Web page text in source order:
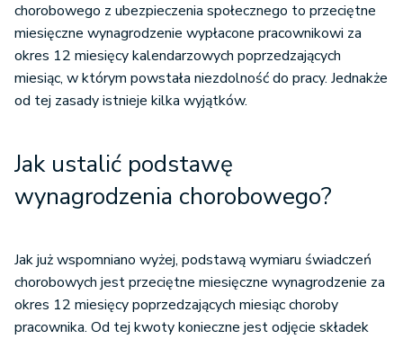
chorobowego z ubezpieczenia społecznego to przeciętne
miesięczne wynagrodzenie wypłacone pracownikowi za
okres 12 miesięcy kalendarzowych poprzedzających
miesiąc, w którym powstała niezdolność do pracy. Jednakże
od tej zasady istnieje kilka wyjątków.
Jak ustalić podstawę
wynagrodzenia chorobowego?
Jak już wspomniano wyżej, podstawą wymiaru świadczeń
chorobowych jest przeciętne miesięczne wynagrodzenie za
okres 12 miesięcy poprzedzających miesiąc choroby
pracownika. Od tej kwoty konieczne jest odjęcie składek